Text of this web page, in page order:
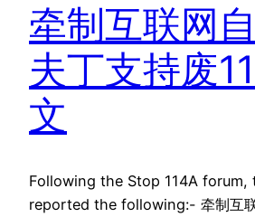
牵制互联网
夫丁支持废
文
Following the Stop 114A forum,
reported the following:- 牵制互